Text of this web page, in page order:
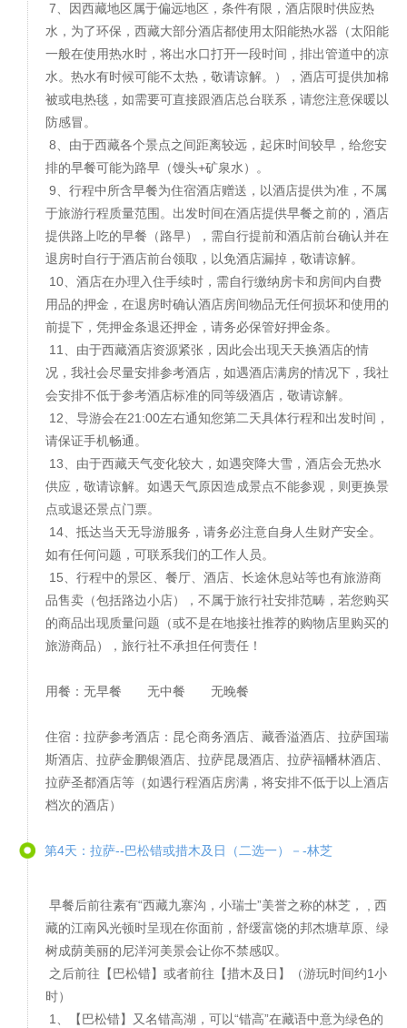
7、因西藏地区属于偏远地区，条件有限，酒店限时供应热
水，为了环保，西藏大部分酒店都使用太阳能热水器（太阳能
一般在使用热水时，将出水口打开一段时间，排出管道中的凉
水。热水有时候可能不太热，敬请谅解。），酒店可提供加棉
被或电热毯，如需要可直接跟酒店总台联系，请您注意保暖以
防感冒。
8、由于西藏各个景点之间距离较远，起床时间较早，给您安
排的早餐可能为路早（馒头+矿泉水）。
9、行程中所含早餐为住宿酒店赠送，以酒店提供为准，不属
于旅游行程质量范围。出发时间在酒店提供早餐之前的，酒店
提供路上吃的早餐（路早），需自行提前和酒店前台确认并在
退房时自行于酒店前台领取，以免酒店漏掉，敬请谅解。
10、酒店在办理入住手续时，需自行缴纳房卡和房间内自费
用品的押金，在退房时确认酒店房间物品无任何损坏和使用的
前提下，凭押金条退还押金，请务必保管好押金条。
11、由于西藏酒店资源紧张，因此会出现天天换酒店的情
况，我社会尽量安排参考酒店，如遇酒店满房的情况下，我社
会安排不低于参考酒店标准的同等级酒店，敬请谅解。
12、导游会在21:00左右通知您第二天具体行程和出发时间，
请保证手机畅通。
13、由于西藏天气变化较大，如遇突降大雪，酒店会无热水
供应，敬请谅解。如遇天气原因造成景点不能参观，则更换景
点或退还景点门票。
14、抵达当天无导游服务，请务必注意自身人生财产安全。
如有任何问题，可联系我们的工作人员。
15、行程中的景区、餐厅、酒店、长途休息站等也有旅游商
品售卖（包括路边小店），不属于旅行社安排范畴，若您购买
的商品出现质量问题（或不是在地接社推荐的购物店里购买的
旅游商品），旅行社不承担任何责任！
用餐：无早餐 无中餐 无晚餐
住宿：拉萨参考酒店：昆仑商务酒店、藏香溢酒店、拉萨国瑞
斯酒店、拉萨金鹏银酒店、拉萨昆晟酒店、拉萨福幡林酒店、
拉萨圣都酒店等（如遇行程酒店房满，将安排不低于以上酒店
档次的酒店）
第4天：拉萨--巴松错或措木及日（二选一）－-林芝
早餐后前往素有“西藏九寨沟，小瑞士”美誉之称的林芝， , 西
藏的江南风光顿时呈现在你面前，舒缓富饶的邦杰塘草原、绿
树成荫美丽的尼洋河美景会让你不禁感叹。
之后前往【巴松错】或者前往【措木及日】（游玩时间约1小
时）
1、【巴松错】又名错高湖，可以“错高”在藏语中意为绿色的